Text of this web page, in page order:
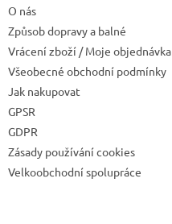
O nás
Způsob dopravy a balné
Vrácení zboží / Moje objednávka
Všeobecné obchodní podmínky
Jak nakupovat
GPSR
GDPR
Zásady používání cookies
Velkoobchodní spolupráce